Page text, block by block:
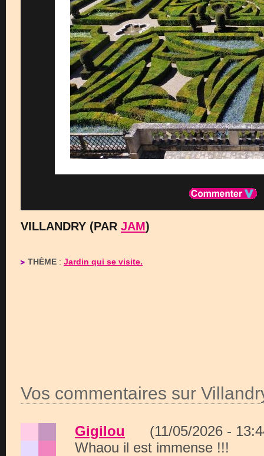
VILLANDRY (PAR JAM)
THÈME : Jardin qui se visite.
Vos commentaires sur
Gigilou (11/05/2026 -
Whaou il est immense !!!